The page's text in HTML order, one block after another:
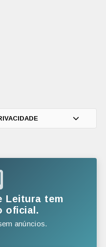
Leitura tem
oficial.
anúncios.